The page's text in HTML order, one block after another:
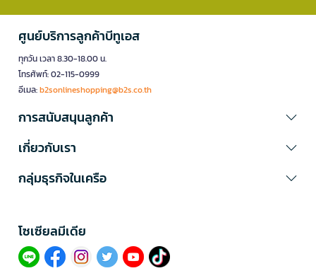
ศูนย์บริการลูกค้าบีทูเอส
ทุกวัน เวลา 8.30-18.00 น.
โทรศัพท์: 02-115-0999
อีเมล:b2sonlineshopping@b2s.co.th
การสนับสนุนลูกค้า
เกี่ยวกับเรา
กลุ่มธุรกิจในเครือ
โซเซียลมีเดีย​